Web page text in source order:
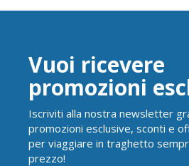
Vuoi ricevere
promozioni
Iscriviti alla nostra newsletter
promozioni esclusive, sconti e
per viaggiare in traghetto
prezzo!